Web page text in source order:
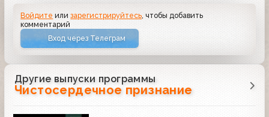
Войдите илизарегистрируйтесь , чтобы добавить
комментарий
Вход через Телеграм
Другие выпуски программы
Чистосердечное признание